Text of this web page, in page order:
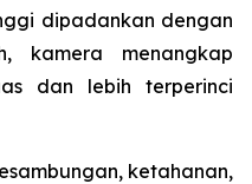
dipadankan dengan
kamera menangkap
dan lebih terperinci
ketahanan,